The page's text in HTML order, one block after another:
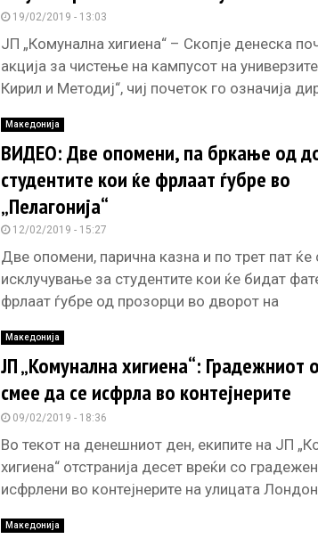
19/02/2019 - 13:03
ЈП „Комунална хигиена“ – Скопје денеска
акција за чистење на кампусот на
Кирил и Методиј“, чиј почеток го означија
Македонија
ВИДЕО: Две опомени, па бркање од
студентите кои ќе фрлаат ѓубре во
„Пелагонија“
12/02/2019 - 15:27
Две опомени, парична казна и по трет пат ќе
исклучување за студентите кои ќе бидат
фрлаат ѓубре од прозорци во дворот на
Македонија
ЈП „Комунална хигиена“: Градежниот
смее да се исфрла во контејнерите
09/02/2019 - 18:36
Во текот на денешниот ден, екипите на ЈП
хигиена“ отстранија десет вреќи со
исфрлени во контејнерите на улицата
Македонија